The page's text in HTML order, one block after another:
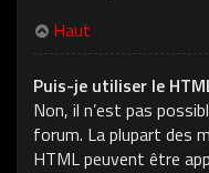
Haut
Puis-je utiliser le
Non, il n’est pas
forum. La plupart des
HTML peuvent être